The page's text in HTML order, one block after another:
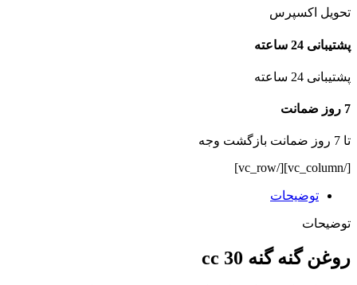
تحویل اکسپرس
پشتیبانی 24 ساعته
پشتیبانی 24 ساعته
7 روز ضمانت
تا 7 روز ضمانت بازگشت وجه
[/vc_column][/vc_row]
توضیحات
توضیحات
روغن گنه گنه 30 cc